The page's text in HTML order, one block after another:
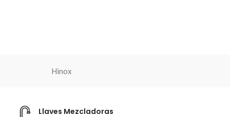
Hinox
Llaves Mezcladoras